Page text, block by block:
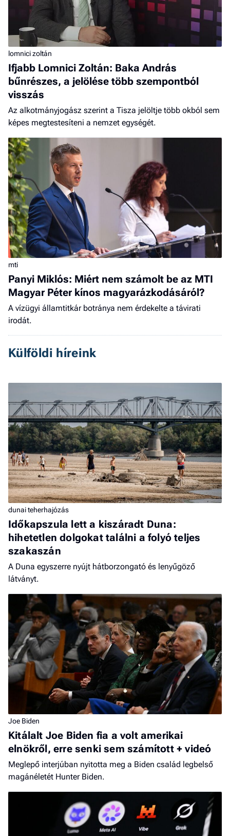
lomnici zoltán
Ifjabb Lomnici Zoltán: Baka András
bűnrészes, a jelölése több szempontból
visszás
Az alkotmányjogász szerint a Tisza jelöltje több okból sem
képes megtestesíteni a nemzet egységét.
mti
Panyi Miklós: Miért nem számolt be az MTI
Magyar Péter kínos magyarázkodásáról?
A vízügyi államtitkár botránya nem érdekelte a távirati
irodát.
Külföldi híreink
dunai teherhajózás
Időkapszula lett a kiszáradt Duna:
hihetetlen dolgokat találni a folyó teljes
szakaszán
A Duna egyszerre nyújt hátborzongató és lenyűgöző
látványt.
Joe Biden
Kitálalt Joe Biden fia a volt amerikai
elnökről, erre senki sem számított + videó
Meglepő interjúban nyitotta meg a Biden család legbelső
magánéletét Hunter Biden.